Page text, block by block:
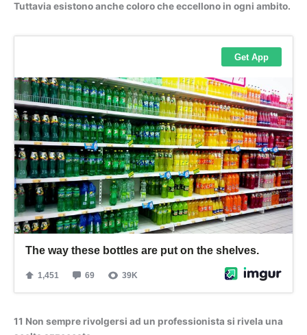
Tuttavia esistono anche coloro che eccellono in ogni ambito.
11 Non sempre rivolgersi ad un professionista si rivela una